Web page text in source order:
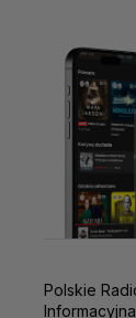
Polskie